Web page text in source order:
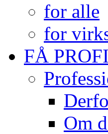
for alle
for
FÅ
Om